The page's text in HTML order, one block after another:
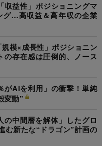
収益性」ポジショニングマ
グ…高収益＆高年収の企業
模×成長性」ポジショニン
の存在感は圧倒的、ノース
がAIを利用」の衝撃！単純
変動”
の中間層を解体」したグロ
む新たな“ドラゴン”計画の